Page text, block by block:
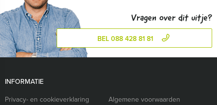
Vragen over dit uitje?
BEL 088 428 81 81
INFORMATIE
Privacy- en cookieverklaring
Algemene voorwaarden